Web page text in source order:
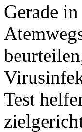
Gerade
Test